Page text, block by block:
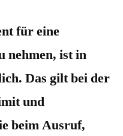
für eine
nehmen, ist in
Das gilt bei der
und
beim Ausruf,